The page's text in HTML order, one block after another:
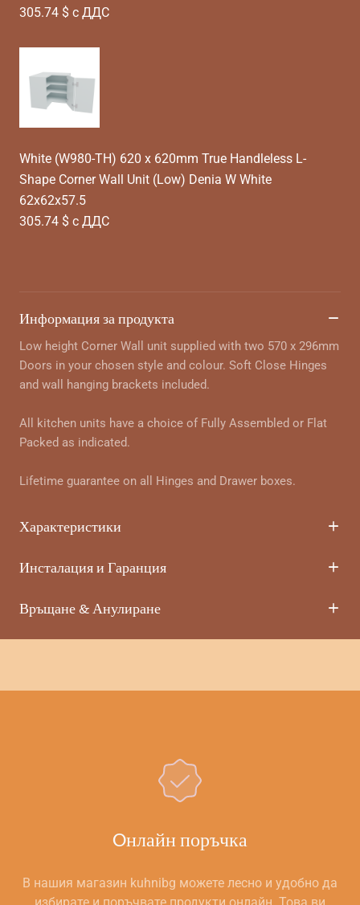
305.74 $ с ДДС
White (W980-TH) 620 x 620mm True Handleless L-
Shape Corner Wall Unit (Low) Denia W White
62x62x57.5
305.74 $ с ДДС
Информация за продукта
Low height Corner Wall unit supplied with two 570 x 296mm
Doors in your chosen style and colour. Soft Close Hinges
and wall hanging brackets included.
All kitchen units have a choice of Fully Assembled or Flat
Packed as indicated.
Lifetime guarantee on all Hinges and Drawer boxes.
Характеристики
Инсталация и Гаранция
Връщане & Анулиране
Oнлайн поръчка
В нашия магазин kuhnibg можете лесно и удобно да